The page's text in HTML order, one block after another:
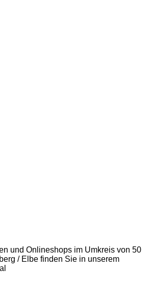
und Onlineshops im Umkreis von 50
/ Elbe finden Sie in unserem